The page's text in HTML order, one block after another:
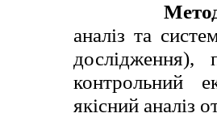
аналіз та
дослідження),
контрольний
якісний аналіз